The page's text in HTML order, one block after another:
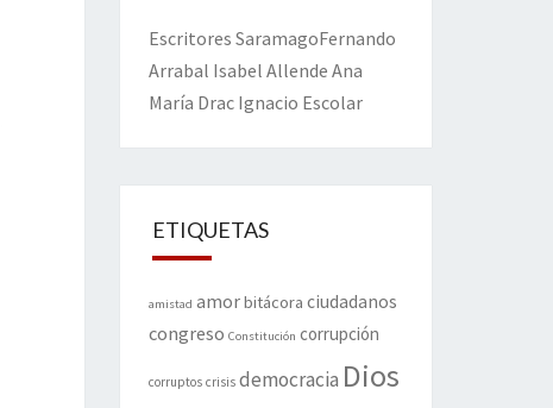
Escritores SaramagoFernando
Arrabal Isabel Allende Ana
María Drac Ignacio Escolar
ETIQUETAS
amistad amorbitácora ciudadanos
congreso Constitución corrupción
corruptos crisis democracia Dios